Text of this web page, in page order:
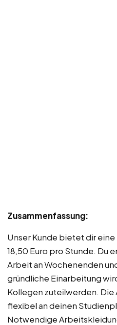
Zusammenfassung:
Unser Kunde bietet dir
18,50 Euro pro Stunde. Du
Arbeit an Wochenenden
gründliche Einarbeitung
Kollegen zuteilwerden.
flexibel an deinen
Notwendige